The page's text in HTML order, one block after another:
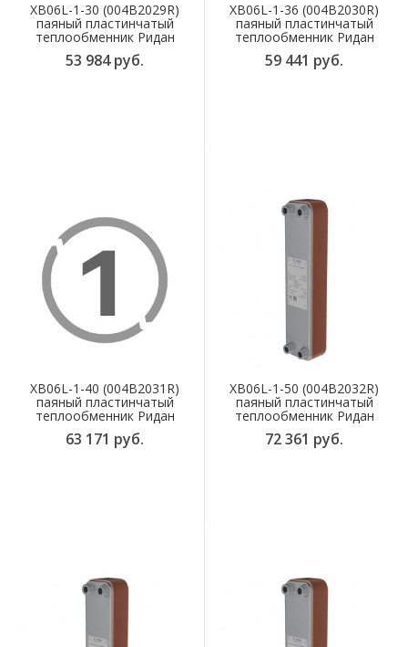
XB06L-1-30 (004B2029R)
паяный пластинчатый
теплообменник Ридан
53 984 руб.
XB06L-1-36 (004B2030R)
паяный пластинчатый
теплообменник Ридан
59 441 руб.
XB06L-1-40 (004B2031R)
паяный пластинчатый
теплообменник Ридан
63 171 руб.
XB06L-1-50 (004B2032R)
паяный пластинчатый
теплообменник Ридан
72 361 руб.